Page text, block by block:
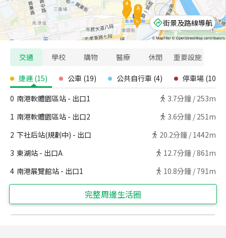
街景及路線導航
交通 學校 購物 醫療 休閒 重要設施
捷運 (15) 公車 (19) 公共自行車 (4) 停車場 (10
0 南港軟體園區站 - 出口1 3.7分鐘 / 253m
1 南港軟體園區站 - 出口2 3.6分鐘 / 251m
2 下社后站(規劃中) - 出口 20.2分鐘 / 1442m
3 東湖站 - 出口A 12.7分鐘 /861m
4 南港展覽館站 - 出口1 10.8分鐘 / 791m
完整周邊生活圈